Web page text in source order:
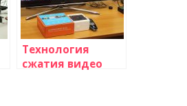
Технология
сжатия видео